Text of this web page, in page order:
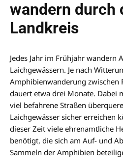
wandern durch
Landkreis
Jedes Jahr im Frühjahr wandern
Laichgewässern. Je nach
Amphibienwanderung zwischen
dauert etwa drei Monate. Dabei
viel befahrene Straßen
Laichgewässer sicher erreichen
dieser Zeit viele ehrenamtliche
benötigt, die sich am Auf- und
Sammeln der Amphibien